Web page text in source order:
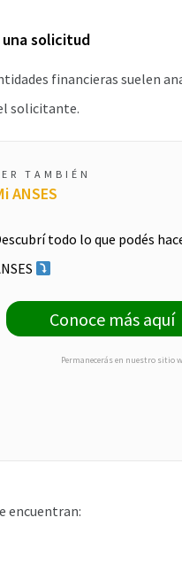
solicitud
financieras suelen
solicitante.
TAMBIÉN
ANSES
todo lo que podés
Conoce más aquí
Permanecerás en nuestro sitio
encuentran: